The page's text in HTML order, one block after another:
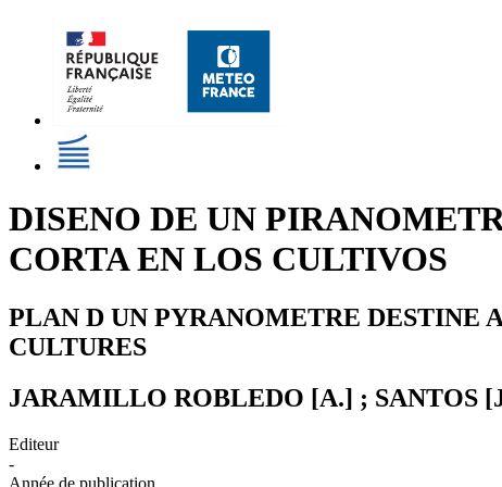
DISENO DE UN
CORTA EN LOS CULTIVOS
PLAN D UN PYRANOMETRE DESTINE
CULTURES
JARAMILLO ROBLEDO [A.] ; SANTOS
Editeur
-
Année de publication